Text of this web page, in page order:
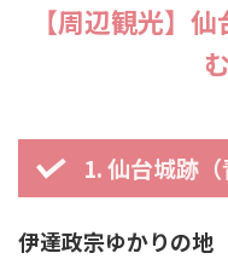
【周辺観光】
1. 仙台城跡（
伊達政宗ゆかりの地